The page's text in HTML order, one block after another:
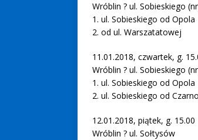
Wróblin ? ul. Sobieskiego
1. ul. Sobieskiego od Opola
2. od ul. Warszatatowej
11.01.2018, czwartek, g.
Wróblin ? ul. Sobieskiego
1. ul. Sobieskiego od Opola
2. ul. Sobieskiego od
12.01.2018, piątek, g. 15.00
Wróblin ? ul. Sołtysów